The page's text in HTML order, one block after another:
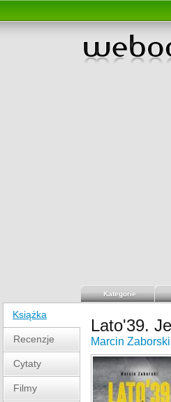
Kategorie
Książka
Recenzje
Cytaty
Filmy
Lato'39.
Marcin Zaborski